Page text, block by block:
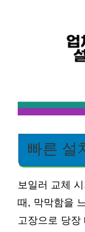
빠른 설
보일러 교체
때, 막막함을
고장으로 당장